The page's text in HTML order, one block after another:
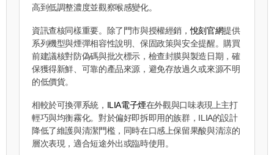
高到低調整濃度並觀察喉感變化。
資訊查核同樣重要。除了門市與授權經銷，悅刻官網提供
系列機型與煙彈相容性說明、保固政策與安全提醒。購買
前建議核對防偽碼與批次標示，檢查封膜與製造日期，確
保獲得新鮮、可靠的產品來源，避免存放過久或來源不明
的低價貨。
相較於可換彈系統， ILIA電子煙在外觀與口味表現上主打
輕巧與均衡霧化。對於偏好即拆即用的族群，ILIA的設計
降低了維護與清潔門檻，同時在口感上保留果酸與清涼的
層次表現，適合短途外出或臨時使用。